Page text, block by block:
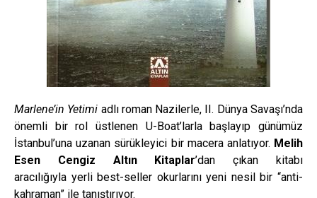
Marlene’in Yetimi adlı roman Nazilerle, II. Dünya Savaşı’nda
önemli bir rol üstlenen U-Boat’larla başlayıp günümüz
İstanbul’una uzanan sürükleyici bir macera anlatıyor. Melih
Esen Cengiz
Altın Kitaplar’dan çıkan kitabı
aracılığıyla yerli best-seller okurlarını yeni nesil bir “anti-
kahraman” ile tanıştırıyor.